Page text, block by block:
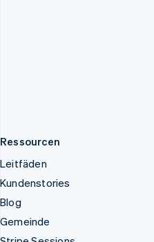
Ressourcen
Leitfäden
Kundenstories
Blog
Gemeinde